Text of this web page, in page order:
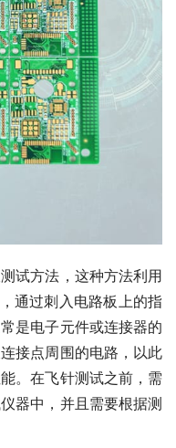
试方法，这种方法利用
通过刺入电路板上的指
是电子元件或连接器的
接点周围的电路，以此
。在飞针测试之前，需
器中，并且需要根据测